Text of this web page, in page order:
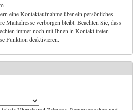
eine Kontaktaufnahme über ein persönliches
Mailadresse verborgen bleibt. Beachten Sie, dass
immer noch mit Ihnen in Kontakt treten
Funktion deaktivieren.